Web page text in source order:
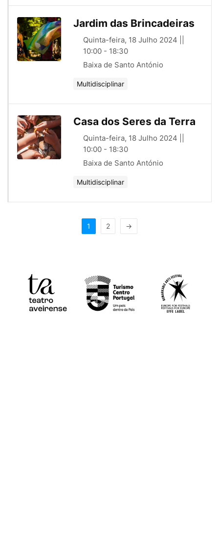
Jardim das Brincadeiras
Quinta-feira, 18 Julho 2024 ||
10:00 - 18:30
Baixa de Santo António
Multidisciplinar
Casa dos Seres da Terra
Quinta-feira, 18 Julho 2024 ||
10:00 - 18:30
Baixa de Santo António
Multidisciplinar
1 2 →